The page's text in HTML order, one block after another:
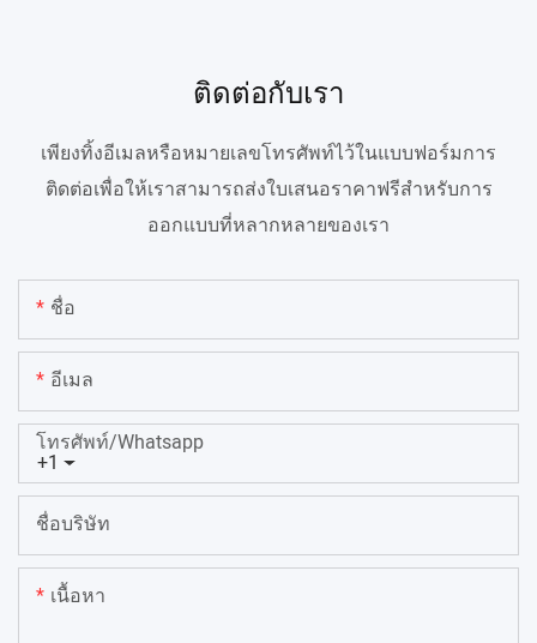
ติดต่อกับเรา
เพียงทิ้งอีเมลหรือหมายเลขโทรศัพท์ไว้ในแบบฟอร์มการ
ติดต่อเพื่อให้เราสามารถส่งใบเสนอราคาฟรีสำหรับการ
ออกแบบที่หลากหลายของเรา
ชื่อ
อีเมล
+1
โทรศัพท์/whatsapp
ชื่อบริษัท
เนื้อหา